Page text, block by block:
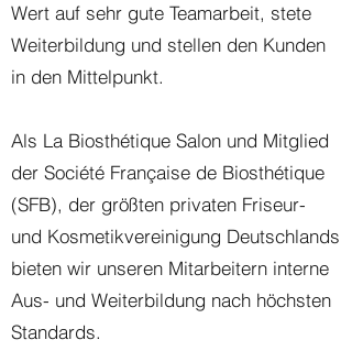
Wert auf sehr gute Teamarbeit, stete
Weiterbildung und stellen den Kunden
in den Mittelpunkt.
Als La Biosthétique Salon und Mitglied
der Société Française de Biosthétique
(SFB), der größten privaten Friseur-
und Kosmetikvereinigung Deutschlands
bieten wir unseren Mitarbeitern interne
Aus- und Weiterbildung nach höchsten
Standards.